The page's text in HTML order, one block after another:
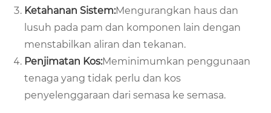
Ketahanan Sistem:Mengurangkan haus dan
lusuh pada pam dan komponen lain dengan
menstabilkan aliran dan tekanan.
Penjimatan Kos:Meminimumkan penggunaan
tenaga yang tidak perlu dan kos
penyelenggaraan dari semasa ke semasa.